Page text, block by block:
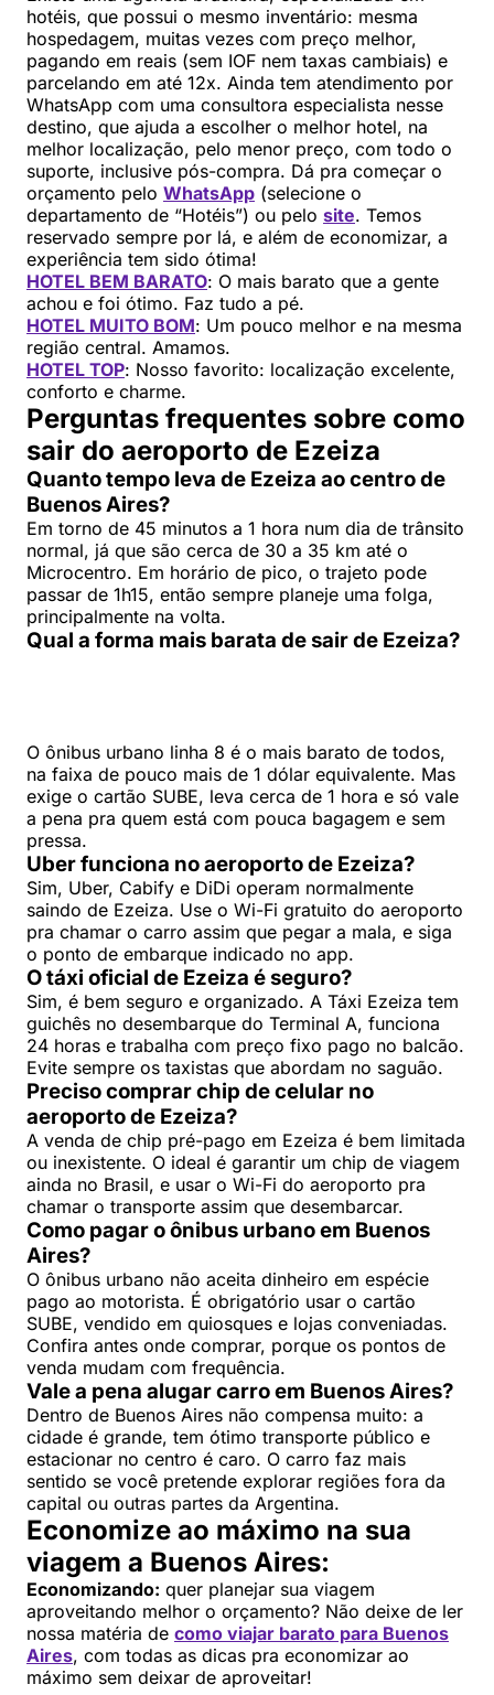
hotéis, que possui o mesmo inventário: mesma
hospedagem, muitas vezes com preço melhor,
pagando em reais (sem IOF nem taxas cambiais) e
parcelando em até 12x. Ainda tem atendimento por
WhatsApp com uma consultora especialista nesse
destino, que ajuda a escolher o melhor hotel, na
melhor localização, pelo menor preço, com todo o
suporte, inclusive pós-compra. Dá pra começar o
orçamento pelo WhatsApp (selecione o
departamento de “Hotéis”) ou pelo site. Temos
reservado sempre por lá, e além de economizar, a
experiência tem sido ótima!
HOTEL BEM BARATO: O mais barato que a gente
achou e foi ótimo. Faz tudo a pé.
HOTEL MUITO BOM: Um pouco melhor e na mesma
região central. Amamos.
HOTEL TOP: Nosso favorito: localização excelente,
conforto e charme.
Perguntas frequentes sobre como
sair do aeroporto de Ezeiza
Quanto tempo leva de Ezeiza ao centro de
Buenos Aires?
Em torno de 45 minutos a 1 hora num dia de trânsito
normal, já que são cerca de 30 a 35 km até o
Microcentro. Em horário de pico, o trajeto pode
passar de 1h15, então sempre planeje uma folga,
principalmente na volta.
Qual a forma mais barata de sair de Ezeiza?
O ônibus urbano linha 8 é o mais barato de todos,
na faixa de pouco mais de 1 dólar equivalente. Mas
exige o cartão SUBE, leva cerca de 1 hora e só vale
a pena pra quem está com pouca bagagem e sem
pressa.
Uber funciona no aeroporto de Ezeiza?
Sim, Uber, Cabify e DiDi operam normalmente
saindo de Ezeiza. Use o Wi-Fi gratuito do aeroporto
pra chamar o carro assim que pegar a mala, e siga
o ponto de embarque indicado no app.
O táxi oficial de Ezeiza é seguro?
Sim, é bem seguro e organizado. A Táxi Ezeiza tem
guichês no desembarque do Terminal A, funciona
24 horas e trabalha com preço fixo pago no balcão.
Evite sempre os taxistas que abordam no saguão.
Preciso comprar chip de celular no
aeroporto de Ezeiza?
A venda de chip pré-pago em Ezeiza é bem limitada
ou inexistente. O ideal é garantir um chip de viagem
ainda no Brasil, e usar o Wi-Fi do aeroporto pra
chamar o transporte assim que desembarcar.
Como pagar o ônibus urbano em Buenos
Aires?
O ônibus urbano não aceita dinheiro em espécie
pago ao motorista. É obrigatório usar o cartão
SUBE, vendido em quiosques e lojas conveniadas.
Confira antes onde comprar, porque os pontos de
venda mudam com frequência.
Vale a pena alugar carro em Buenos Aires?
Dentro de Buenos Aires não compensa muito: a
cidade é grande, tem ótimo transporte público e
estacionar no centro é caro. O carro faz mais
sentido se você pretende explorar regiões fora da
capital ou outras partes da Argentina.
Economize ao máximo na sua
viagem a Buenos Aires:
Economizando: quer planejar sua viagem
aproveitando melhor o orçamento? Não deixe de ler
nossa matéria de como viajar barato para Buenos
Aires, com todas as dicas pra economizar ao
máximo sem deixar de aproveitar!